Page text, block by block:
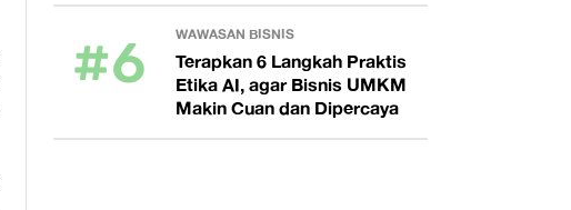
#6 WAWASAN BISNIS
Terapkan 6 Langkah Praktis
Etika AI, agar Bisnis UMKM
Makin Cuan dan Dipercaya